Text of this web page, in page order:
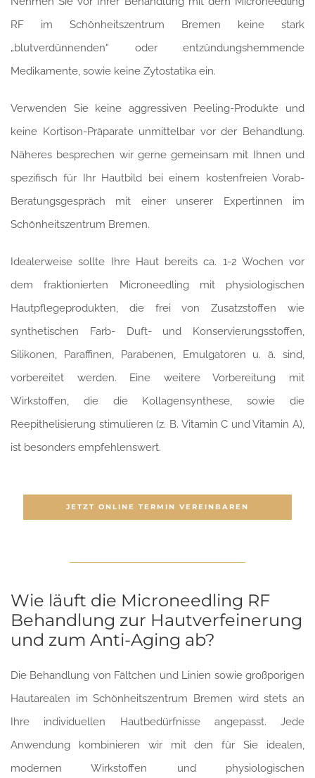
RF im Schönheitszentrum Bremen keine stark
„blutverdünnenden“ oder entzündungshemmende
Medikamente, sowie keine Zytostatika ein.
Verwenden Sie keine aggressiven Peeling-Produkte und
keine Kortison-Präparate unmittelbar vor der Behandlung.
Näheres besprechen wir gerne gemeinsam mit Ihnen und
spezifisch für Ihr Hautbild bei einem kostenfreien Vorab-
Beratungsgespräch mit einer unserer Expertinnen im
Schönheitszentrum Bremen.
Idealerweise sollte Ihre Haut bereits ca. 1-2 Wochen vor
dem fraktionierten Microneedling mit physiologischen
Hautpflegeprodukten, die frei von Zusatzstoffen wie
synthetischen Farb- Duft- und Konservierungsstoffen,
Silikonen, Paraffinen, Parabenen, Emulgatoren u. ä. sind,
vorbereitet werden. Eine weitere Vorbereitung mit
Wirkstoffen, die die Kollagensynthese, sowie die
Reepithelisierung stimulieren (z. B. Vitamin C und Vitamin A),
ist besonders empfehlenswert.
JETZT ONLINE TERMIN VEREINBAREN
Wie läuft die Microneedling RF
Behandlung zur Hautverfeinerung
und zum Anti-Aging ab?
Die Behandlung von Fältchen und Linien sowie großporigen
Hautarealen im Schönheitszentrum Bremen wird stets an
Ihre individuellen Hautbedürfnisse angepasst. Jede
Anwendung kombinieren wir mit den für Sie idealen,
modernen Wirkstoffen und physiologischen